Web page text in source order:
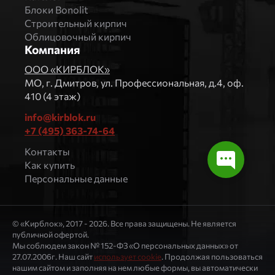
Блоки Bonolit
Строительный кирпич
Облицовочный кирпич
Компания
ООО «КИРБЛОК»
МO, г. Дмитров, ул. Профессиональная, д.4, оф.
410 (4 этаж)
info@kirblok.ru
+7 (495) 363-74-64
Контакты
Как купить
Персональные данные
© «Кирблок», 2017 - 2026. Все права защищены. Не является
публичной офертой.
Мы соблюдем закон № 152-ФЗ «О персональных данных» от
27.07.2006г. Наш сайтиспользует cookie. Продолжая пользоваться
нашим сайтом и заполняя на нем любые формы, вы автоматически